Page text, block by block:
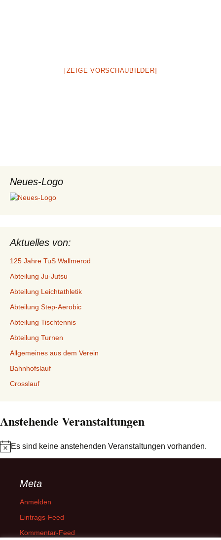
[ZEIGE VORSCHAUBILDER]
Neues-Logo
Aktuelles von:
125 Jahre TuS Wallmerod
Abteilung Ju-Jutsu
Abteilung Leichtathletik
Abteilung Step-Aerobic
Abteilung Tischtennis
Abteilung Turnen
Allgemeines aus dem Verein
Bahnhofslauf
Crosslauf
Anstehende Veranstaltungen
Hinweis
Es sind keine anstehenden Veranstaltungen vorhanden.
Meta
Anmelden
Eintrags-Feed
Kommentar-Feed